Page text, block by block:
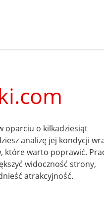
oparciu o kilkadziesiąt
analizę jej kondycji
które warto poprawić.
widoczność strony,
atrakcyjność.